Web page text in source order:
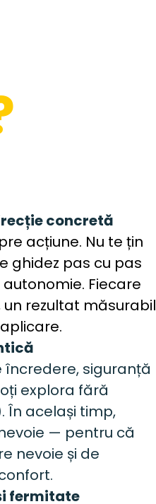
concretă
acțiune. Nu te țin
ghidez pas cu pas
Fiecare
un rezultat măsurabil
încredere, siguranță
explora fără
În același timp,
— pentru că
nevoie și de
fermitate